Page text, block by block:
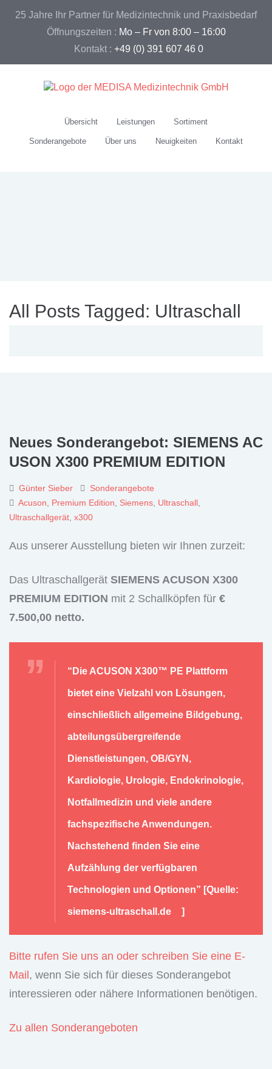
25 Jahre Ihr Partner für Medizintechnik und Praxisbedarf
Öffnungszeiten : Mo – Fr von 8:00 – 16:00
Kontakt : +49 (0) 391 607 46 0
Übersicht Leistungen Sortiment
Sonderangebote Über uns Neuigkeiten Kontakt
All Posts Tagged: Ultraschall
Neues Sonderangebot: SIEMENS AC
USON X300 PREMIUM EDITION
Günter Sieber
Sonderangebote
Acuson
Premium Edition Siemens Ultraschall
Ultraschallgerät x300
Aus unserer Ausstellung bieten wir Ihnen zurzeit:
Das Ultraschallgerät SIEMENS ACUSON X300
PREMIUM EDITION mit 2 Schallköpfen für €
7.500,00 netto.
“Die ACUSON X300™ PE Plattform
bietet eine Vielzahl von Lösungen,
einschließlich allgemeine Bildgebung,
abteilungsübergreifende
Dienstleistungen, OB/GYN,
Kardiologie, Urologie, Endokrinologie,
Notfallmedizin und viele andere
fachspezifische Anwendungen.
Nachstehend finden Sie eine
Aufzählung der verfügbaren
Technologien und Optionen” [Quelle:
siemens-ultraschall.de ]
Bitte rufen Sie uns an oder schreiben Sie eine E-
Mail , wenn Sie sich für dieses Sonderangebot
interessieren oder nähere Informationen benötigen.
Zu allen Sonderangeboten